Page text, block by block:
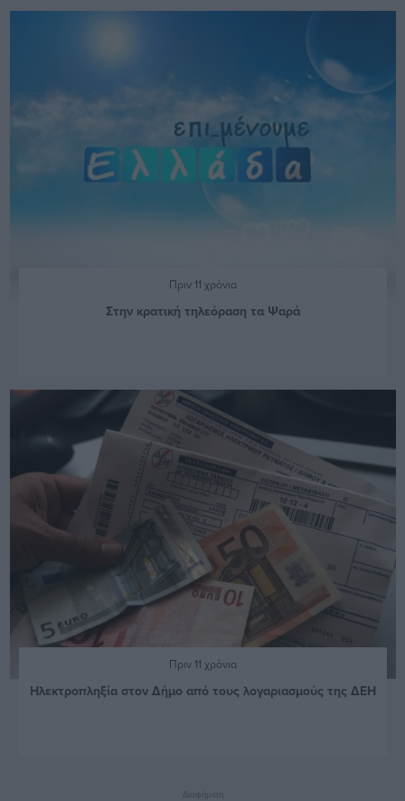
Πριν 11 χρόνια
Στην κρατική τηλεόραση τα Ψαρά
Πριν 11 χρόνια
Ηλεκτροπληξία στον Δήμο από τους λογαριασμούς της ΔΕΗ
Διαφήμιση